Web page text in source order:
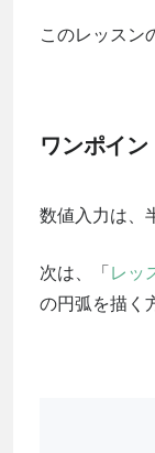
このレッスン
ワンポイン
数値入力は、
次は、「レッ
の円弧を描く